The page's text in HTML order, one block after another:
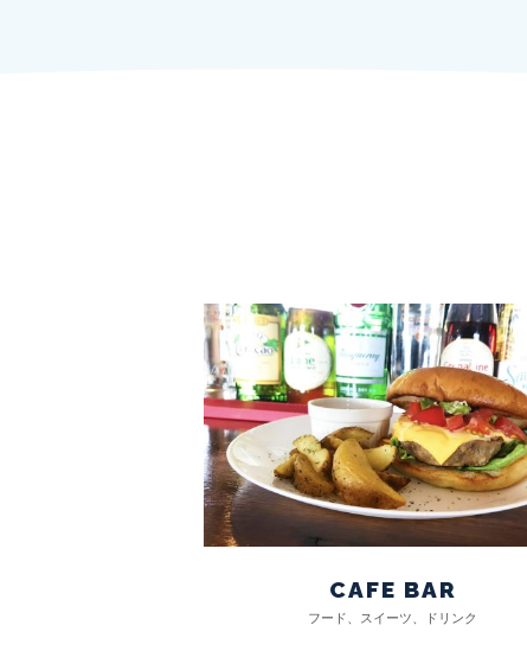
CAFE BAR
フード、スイーツ、ドリンク